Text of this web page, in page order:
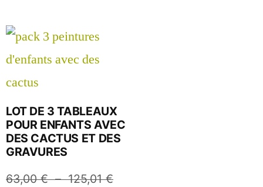
LOT DE 3 TABLEAUX
POUR ENFANTS AVEC
DES CACTUS ET DES
GRAVURES
63,00€ – 125,01€